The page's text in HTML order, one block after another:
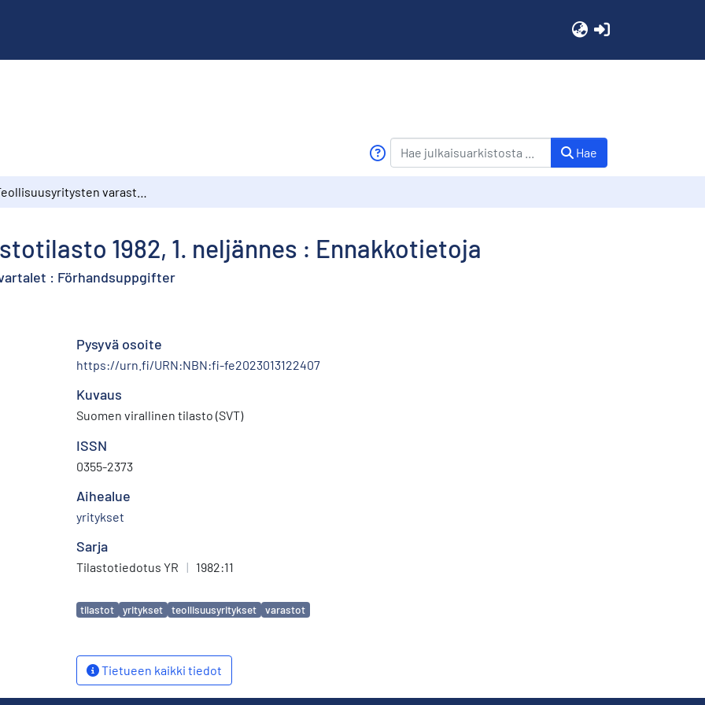
Hae
1982, 1. neljännes : Ennakkotietoja
: Förhandsuppgifter
Pysyvä osoite
https://urn.fi/URN:NBN:fi-fe2023013122407
Kuvaus
Suomen virallinen tilasto (SVT)
ISSN
0355-2373
Aihealue
yritykset
Sarja
Tilastotiedotus YR | 1982:11
Avainsanat
tilastot yritykset teollisuusyritykset varastot
Tietueen kaikki tiedot